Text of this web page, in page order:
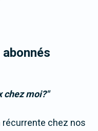
chez moi?"
récurrente chez nos